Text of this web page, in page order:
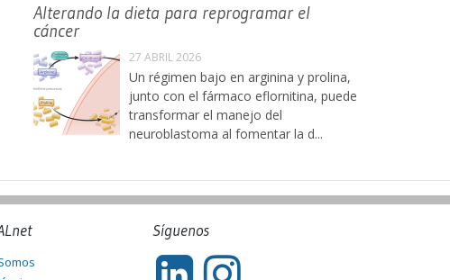
Alterando la dieta para reprogramar el
cáncer
27 ABRIL 2026
Un régimen bajo en arginina y prolina,
junto con el fármaco eflornitina, puede
transformar el manejo del
neuroblastoma al fomentar la d...
Síguenos